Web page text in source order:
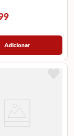
Adicionar